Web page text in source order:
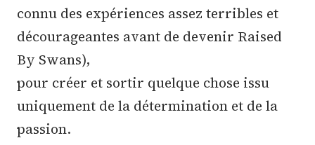
connu des expériences assez terribles et
décourageantes avant de devenir Raised
By Swans),
pour créer et sortir quelque chose issu
uniquement de la détermination et de la
passion.